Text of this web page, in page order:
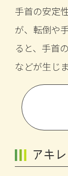
手首の安定
が、転倒や
ると、手首
などが生じま
アキ